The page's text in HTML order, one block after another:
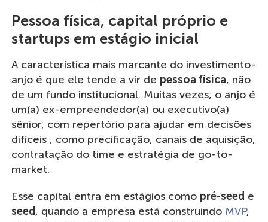
Pessoa física, capital próprio e
startups em estágio inicial
A característica mais marcante do investimento-
anjo é que ele tende a vir de pessoa física, não
de um fundo institucional. Muitas vezes, o anjo é
um(a) ex-empreendedor(a) ou executivo(a)
sênior, com repertório para ajudar em decisões
difíceis , como precificação, canais de aquisição,
contratação do time e estratégia de go-to-
market.
Esse capital entra em estágios como pré-seed e
seed, quando a empresa está construindo MVP,